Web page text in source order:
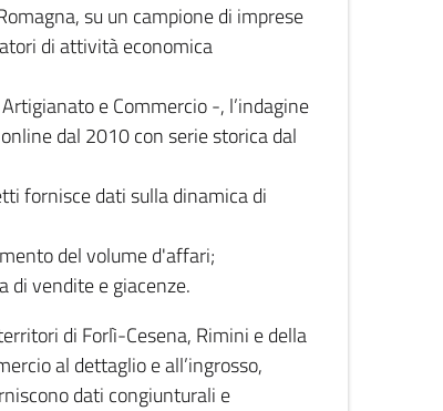
su un campione di imprese
di attività economica
e Commercio -, l’indagine
dal 2010 con serie storica dal
fornisce dati sulla dinamica di
del volume d'affari;
di vendite e giacenze.
di Forlì-Cesena, Rimini e della
al dettaglio e all’ingrosso,
dati congiunturali e